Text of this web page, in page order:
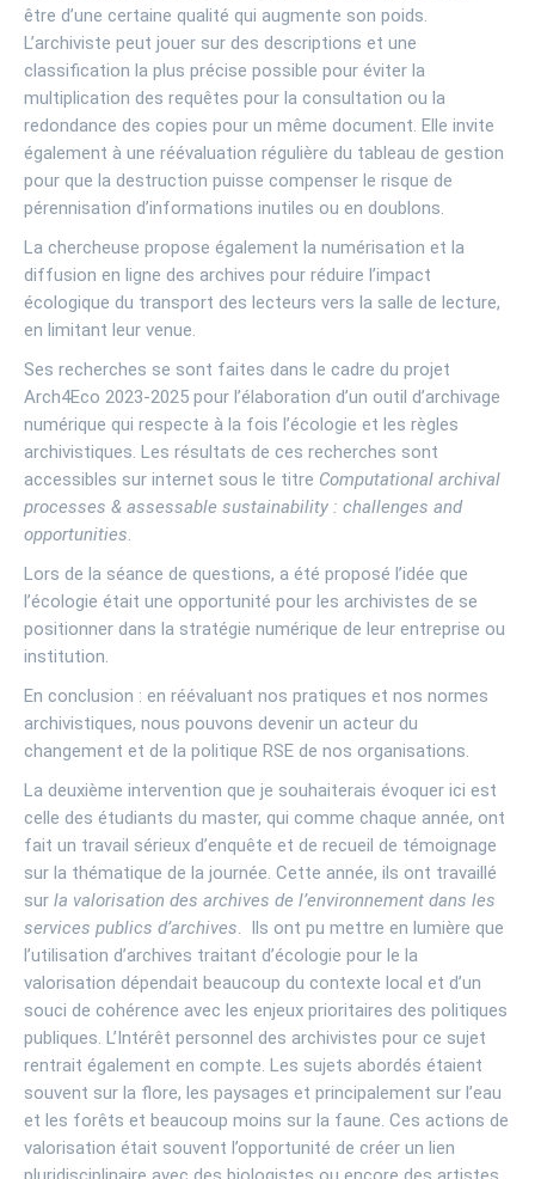
être d’une certaine qualité qui augmente son poids.
L’archiviste peut jouer sur des descriptions et une
classification la plus précise possible pour éviter la
multiplication des requêtes pour la consultation ou la
redondance des copies pour un même document. Elle invite
également à une réévaluation régulière du tableau de gestion
pour que la destruction puisse compenser le risque de
pérennisation d’informations inutiles ou en doublons.
La chercheuse propose également la numérisation et la
diffusion en ligne des archives pour réduire l’impact
écologique du transport des lecteurs vers la salle de lecture,
en limitant leur venue.
Ses recherches se sont faites dans le cadre du projet
Arch4Eco 2023-2025 pour l’élaboration d’un outil d’archivage
numérique qui respecte à la fois l’écologie et les règles
archivistiques. Les résultats de ces recherches sont
accessibles sur internet sous le titre Computational archival
processes & assessable sustainability : challenges and
opportunities.
Lors de la séance de questions, a été proposé l’idée que
l’écologie était une opportunité pour les archivistes de se
positionner dans la stratégie numérique de leur entreprise ou
institution.
En conclusion : en réévaluant nos pratiques et nos normes
archivistiques, nous pouvons devenir un acteur du
changement et de la politique RSE de nos organisations.
La deuxième intervention que je souhaiterais évoquer ici est
celle des étudiants du master, qui comme chaque année, ont
fait un travail sérieux d’enquête et de recueil de témoignage
sur la thématique de la journée. Cette année, ils ont travaillé
sur la valorisation des archives de l’environnement dans les
services publics d’archives. Ils ont pu mettre en lumière que
l’utilisation d’archives traitant d’écologie pour le la
valorisation dépendait beaucoup du contexte local et d’un
souci de cohérence avec les enjeux prioritaires des politiques
publiques. L’Intérêt personnel des archivistes pour ce sujet
rentrait également en compte. Les sujets abordés étaient
souvent sur la flore, les paysages et principalement sur l’eau
et les forêts et beaucoup moins sur la faune. Ces actions de
valorisation était souvent l’opportunité de créer un lien